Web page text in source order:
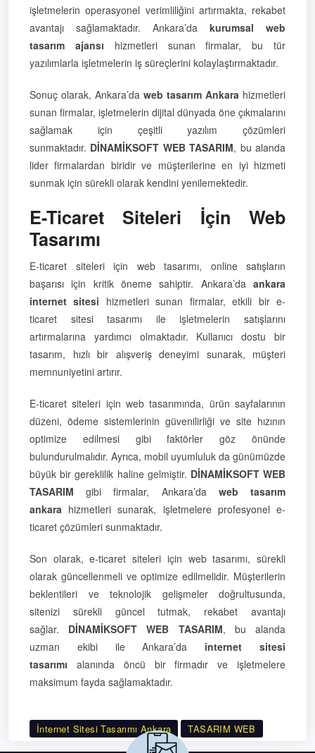
işletmelerin operasyonel verimliliğini artırmakta, rekabet
avantajı sağlamaktadır. Ankara’da kurumsal web
tasarım ajansı hizmetleri sunan firmalar, bu tür
yazılımlarla işletmelerin iş süreçlerini kolaylaştırmaktadır.
Sonuç olarak, Ankara’da web tasarım Ankara hizmetleri
sunan firmalar, işletmelerin dijital dünyada öne çıkmalarını
sağlamak için çeşitli yazılım çözümleri
sunmaktadır. DİNAMİKSOFT WEB TASARIM, bu alanda
lider firmalardan biridir ve müşterilerine en iyi hizmeti
sunmak için sürekli olarak kendini yenilemektedir.
E-Ticaret Siteleri İçin Web
Tasarımı
E-ticaret siteleri için web tasarımı, online satışların
başarısı için kritik öneme sahiptir. Ankara’da ankara
internet sitesi hizmetleri sunan firmalar, etkili bir e-
ticaret sitesi tasarımı ile işletmelerin satışlarını
artırmalarına yardımcı olmaktadır. Kullanıcı dostu bir
tasarım, hızlı bir alışveriş deneyimi sunarak, müşteri
memnuniyetini artırır.
E-ticaret siteleri için web tasarımında, ürün sayfalarının
düzeni, ödeme sistemlerinin güvenilirliği ve site hızının
optimize edilmesi gibi faktörler göz önünde
bulundurulmalıdır. Ayrıca, mobil uyumluluk da günümüzde
büyük bir gereklilik haline gelmiştir. DİNAMİKSOFT WEB
TASARIM gibi firmalar, Ankara’da web tasarım
ankara hizmetleri sunarak, işletmelere profesyonel e-
ticaret çözümleri sunmaktadır.
Son olarak, e-ticaret siteleri için web tasarımı, sürekli
olarak güncellenmeli ve optimize edilmelidir. Müşterilerin
beklentileri ve teknolojik gelişmeler doğrultusunda,
sitenizi sürekli güncel tutmak, rekabet avantajı
sağlar. DİNAMİKSOFT WEB TASARIM, bu alanda
uzman ekibi ile Ankara’da internet sitesi
tasarımı alanında öncü bir firmadır ve işletmelere
maksimum fayda sağlamaktadır.
İnternet Sitesi Tasarımı Ankara TASARIM WEB